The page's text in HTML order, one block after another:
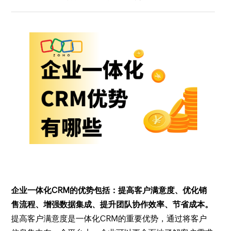
企业一体化CRM的优势包括：提高客户满意度、优化销
售流程、增强数据集成、提升团队协作效率、节省成本。
提高客户满意度是一体化CRM的重要优势，通过将客户